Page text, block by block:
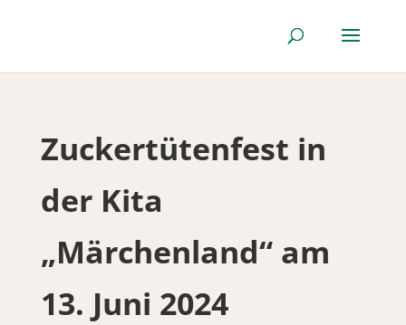
Zuckertütenfest in
der Kita
„Märchenland“ am
13. Juni 2024